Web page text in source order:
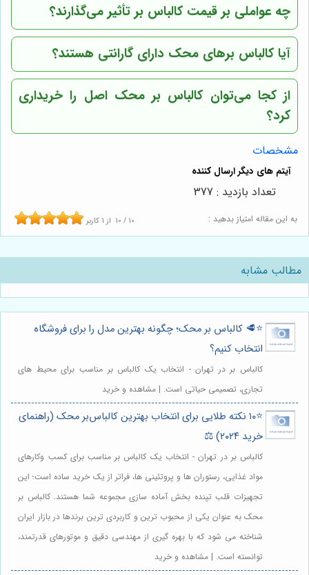
چه عواملی بر قیمت کالباس بر تأثیر می‌گذارند؟
آیا کالباس برهای محک دارای گارانتی هستند؟
از کجا می‌توان کالباس بر محک اصل را خریداری
کرد؟
مشخصات
به این مقاله امتیاز بدهید : 10 / 10 از 1 کاربر
تعداد بازدید : 377
مطالب مشابه
⭐️🥩 کالباس بر محک؛ چگونه بهترین مدل را برای فروشگاه
انتخاب کنیم؟
کالباس بر در تهران - انتخاب یک کالباس بر مناسب برای محیط های
تجاری، تصمیمی حیاتی است. | مشاهده و خرید
⭐️۱۰ نکته طلایی برای انتخاب بهترین کالباس‌بر محک (راهنمای
خرید ۲۰۲۴) ⚖️
کالباس بر در تهران - انتخاب یک کالباس بر مناسب برای کسب وکارهای
مواد غذایی، رستوران ها و پروتئینی ها، فراتر از یک خرید ساده است؛ این
تجهیزات قلب تپنده بخش آماده سازی مجموعه شما هستند. کالباس بر
محک به عنوان یکی از محبوب ترین و کاربردی ترین برندها در بازار ایران
شناخته می شود که با بهره گیری از مهندسی دقیق و موتورهای قدرتمند،
توانسته است. | مشاهده و خرید